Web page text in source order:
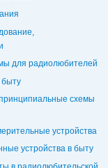
для радиолюбителей
быту
схемы
устройства
устройства в быту